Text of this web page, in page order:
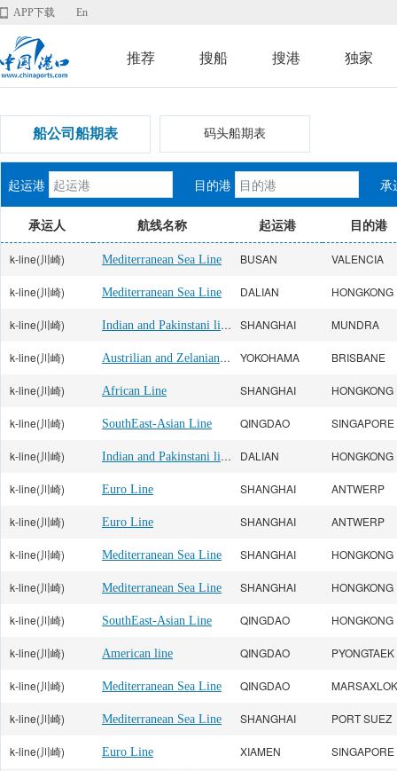
APP下载 En
推荐 搜船 搜港 独家
船公司船期表 码头船期表
起运港 目的港 承
承运人 航线名称 起运港 目的港
k-line(川崎) Mediterranean Sea Line BUSAN VALENCIA
k-line(川崎) Mediterranean Sea Line DALIAN HONGKONG
k-line(川崎) Indian and Pakinstani line SHANGHAI MUNDRA
k-line(川崎) Austrilian and Zelanian Line YOKOHAMA BRISBANE
k-line(川崎) African Line SHANGHAI HONGKONG
k-line(川崎) SouthEast-Asian Line QINGDAO SINGAPORE
k-line(川崎) Indian and Pakinstani line DALIAN HONGKONG
k-line(川崎) Euro Line SHANGHAI ANTWERP
k-line(川崎) Euro Line SHANGHAI ANTWERP
k-line(川崎) Mediterranean Sea Line SHANGHAI HONGKONG
k-line(川崎) Mediterranean Sea Line SHANGHAI HONGKONG
k-line(川崎) SouthEast-Asian Line QINGDAO HONGKONG
k-line(川崎) American line QINGDAO PYONGTAEK
k-line(川崎) Mediterranean Sea Line QINGDAO
k-line(川崎) Mediterranean Sea Line SHANGHAI PORT SUEZ
k-line(川崎) Euro Line XIAMEN SINGAPORE